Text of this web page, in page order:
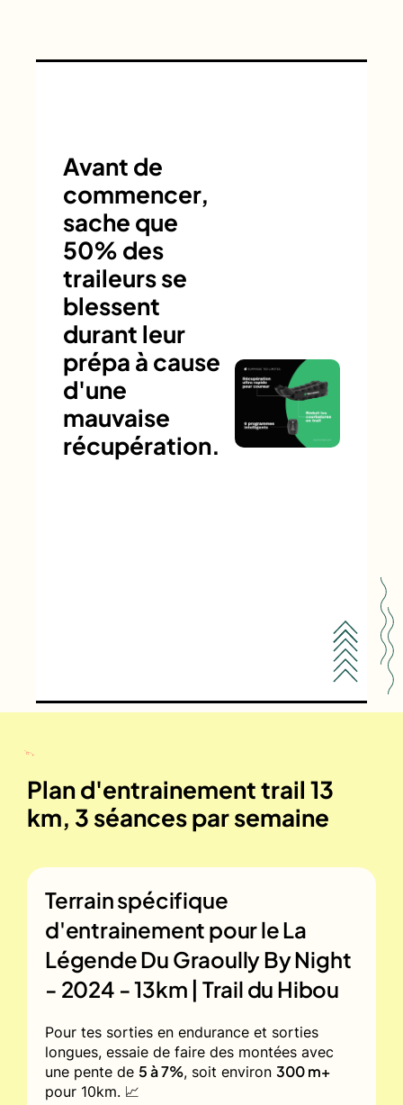
Avant de
commencer,
sache que
50% des
traileurs se
blessent
durant leur
prépa à cause
d'une
mauvaise
récupération.
Plan d'entrainement trail 13
km, 3 séances par semaine
Terrain spécifique
d'entrainement pour leLa
Légende Du Graoully By Night
- 2024 - 13km | Trail du Hibou
Pour tes sorties en endurance et sorties
longues, essaie de faire des montées avec
une pente de 5 à 7%, soit environ 300 m+
pour 10km. 📈